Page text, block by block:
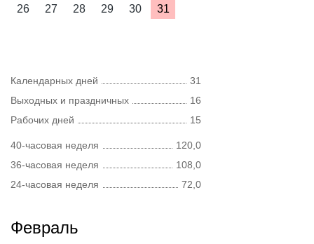
26
27 28 29 30 31
Календарных дней
31
Выходных и праздничных
16
Рабочих дней
15
40-часовая неделя
120,0
36-часовая неделя
108,0
24-часовая неделя
72,0
Февраль